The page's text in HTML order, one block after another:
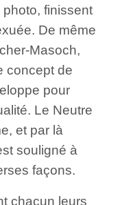
finissent
De même
Masoch,
concept de
pour
Le Neutre
et par là
souligné à
façons.
chacun leurs